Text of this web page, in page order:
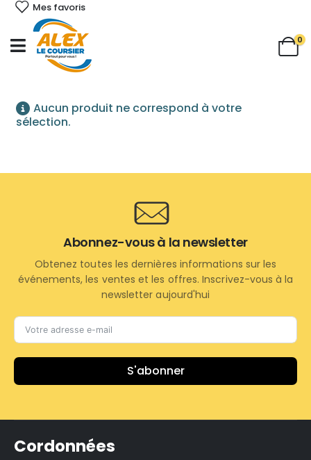
Mes favoris
0
Aucun produit ne correspond à votre
sélection.
Abonnez-vous à la newsletter
Obtenez toutes les dernières informations sur les
événements, les ventes et les offres. Inscrivez-vous à la
newsletter aujourd'hui
S'abonner
Cordonnées